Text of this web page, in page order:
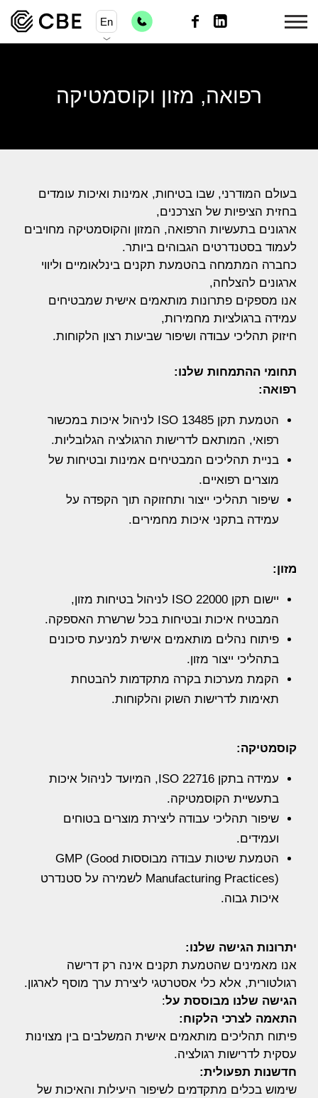
En
רפואה, מזון וקוסמטיקה
בעולם המודרני, שבו בטיחות, אמינות ואיכות עומדים
בחזית הציפיות של הצרכנים,
ארגונים בתעשיות הרפואה, המזון והקוסמטיקה מחויבים
לעמוד בסטנדרטים הגבוהים ביותר.
כחברה המתמחה בהטמעת תקנים בינלאומיים וליווי
ארגונים להצלחה,
אנו מספקים פתרונות מותאמים אישית שמבטיחים
עמידה ברגולציות מחמירות,
חיזוק תהליכי עבודה ושיפור שביעות רצון הלקוחות.
תחומי ההתמחות שלנו:
רפואה:
הטמעת תקן ISO 13485 לניהול איכות במכשור
רפואי, המותאם לדרישות הרגולציה הגלובליות.
בניית תהליכים המבטיחים אמינות ובטיחות של
מוצרים רפואיים.
שיפור תהליכי ייצור ותחזוקה תוך הקפדה על
עמידה בתקני איכות מחמירים.
מזון:
יישום תקן ISO 22000 לניהול בטיחות מזון,
המבטיח איכות ובטיחות בכל שרשרת האספקה.
פיתוח נהלים מותאמים אישית למניעת סיכונים
בתהליכי ייצור מזון.
הקמת מערכות בקרה מתקדמות להבטחת
תאימות לדרישות השוק והלקוחות.
קוסמטיקה:
עמידה בתקן ISO 22716, המיועד לניהול איכות
בתעשיית הקוסמטיקה.
שיפור תהליכי עבודה ליצירת מוצרים בטוחים
ועמידים.
הטמעת שיטות עבודה מבוססות GMP (Good
Manufacturing Practices) לשמירה על סטנדרט
איכות גבוה.
יתרונות הגישה שלנו:
אנו מאמינים שהטמעת תקנים אינה רק דרישה
רגולטורית, אלא כלי אסטרטגי ליצירת ערך מוסף לארגון.
הגישה שלנו מבוססת על:
התאמה לצרכי הלקוח:
פיתוח תהליכים מותאמים אישית המשלבים בין מצוינות
עסקית לדרישות רגולציה.
חדשנות תפעולית:
שימוש בכלים מתקדמים לשיפור היעילות והאיכות של